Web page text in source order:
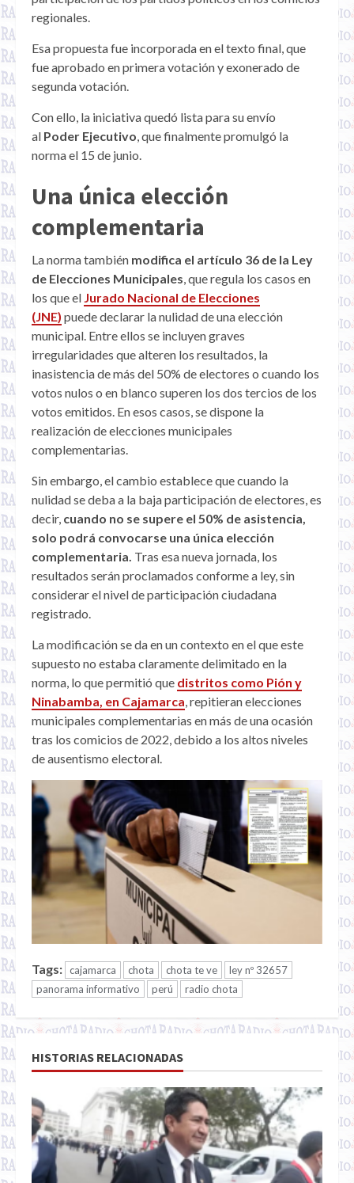
regionales.
Esa propuesta fue incorporada en el texto final, que
fue aprobado en primera votación y exonerado de
segunda votación.
Con ello, la iniciativa quedó lista para su envío
al Poder Ejecutivo, que finalmente promulgó la
norma el 15 de junio.
Una única elección
complementaria
La norma también modifica el artículo 36 de la Ley
de Elecciones Municipales, que regula los casos en
los que el Jurado Nacional de Elecciones
(JNE) puede declarar la nulidad de una elección
municipal. Entre ellos se incluyen graves
irregularidades que alteren los resultados, la
inasistencia de más del 50% de electores o cuando los
votos nulos o en blanco superen los dos tercios de los
votos emitidos. En esos casos, se dispone la
realización de elecciones municipales
complementarias.
Sin embargo, el cambio establece que cuando la
nulidad se deba a la baja participación de electores, es
decir, cuando no se supere el 50% de asistencia,
solo podrá convocarse una única elección
complementaria. Tras esa nueva jornada, los
resultados serán proclamados conforme a ley, sin
considerar el nivel de participación ciudadana
registrado.
La modificación se da en un contexto en el que este
supuesto no estaba claramente delimitado en la
norma, lo que permitió que distritos como Pión y
Ninabamba, en Cajamarca, repitieran elecciones
municipales complementarias en más de una ocasión
tras los comicios de 2022, debido a los altos niveles
de ausentismo electoral.
Tags: cajamarca chota chota te ve
ley nº 32657
panorama informativo
perú radio chota
HISTORIAS RELACIONADAS